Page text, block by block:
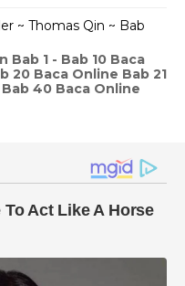
~ Thomas Qin ~ Bab
Bab 1 - Bab 10 Baca
20 Baca Online Bab 21
40 Baca Online